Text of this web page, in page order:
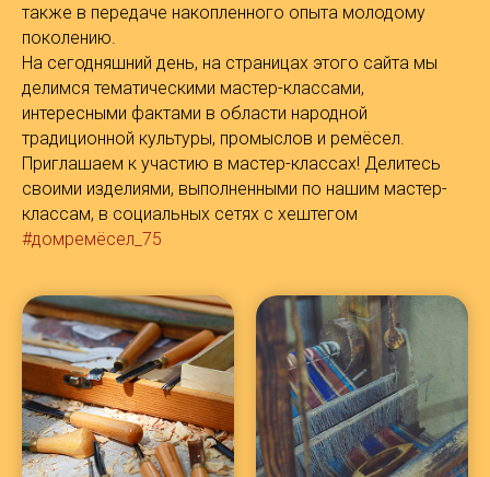
также в передаче накопленного опыта молодому
поколению.
На сегодняшний день, на страницах этого сайта мы
делимся тематическими мастер-классами,
интересными фактами в области народной
традиционной культуры, промыслов и ремёсел.
Приглашаем к участию в мастер-классах! Делитесь
своими изделиями, выполненными по нашим мастер-
классам, в социальных сетях с хештегом
#домремёсел_75